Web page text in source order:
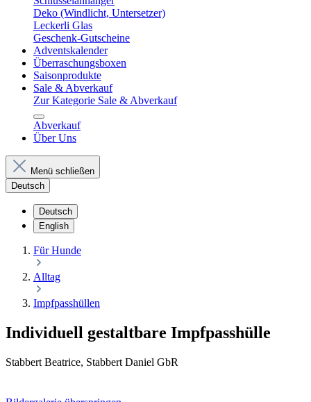
Deko (Windlicht, Untersetzer)
Leckerli Glas
Geschenk-Gutscheine
Adventskalender
Überraschungsboxen
Saisonprodukte
Sale & Abverkauf
Zur Kategorie Sale & Abverkauf
Abverkauf
Über Uns
Menü schließen
Deutsch
Deutsch
English
Für Hunde
Alltag
Impfpasshüllen
Individuell gestaltbare Impfpasshülle
Stabbert Beatrice, Stabbert Daniel GbR